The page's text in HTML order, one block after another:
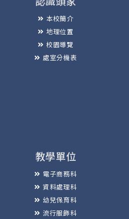
本校簡介
地理位置
校園導覽
處室分機表
教學單位
電子商務科
資料處理科
幼兒保育科
流行服飾科